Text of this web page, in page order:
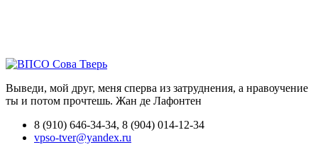
Выведи, мой друг, меня сперва из затруднения, а нравоучение
ты и потом прочтешь. Жан де Лафонтен
8 (910) 646-34-34, 8 (904) 014-12-34
vpso-tver@yandex.ru